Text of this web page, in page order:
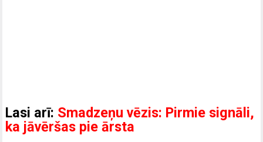
Lasi arī: Smadzeņu vēzis: Pirmie signāli,
ka jāvēršas pie ārsta